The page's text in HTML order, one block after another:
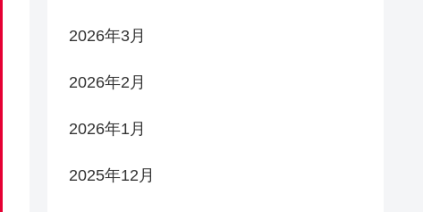
2026年3月
2026年2月
2026年1月
2025年12月